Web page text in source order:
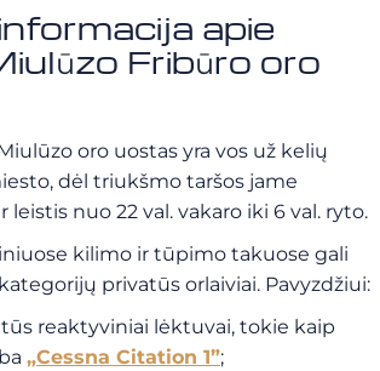
apie
Fribūro oro
oro uostas yra vos už kelių
dėl triukšmo taršos jame
leistis nuo 22 val. vakaro iki 6 val. ryto.
kilimo ir tūpimo takuose gali
privatūs orlaiviai. Pavyzdžiui:
reaktyviniai lėktuvai, tokie kaip
„Cessna Citation 1”;